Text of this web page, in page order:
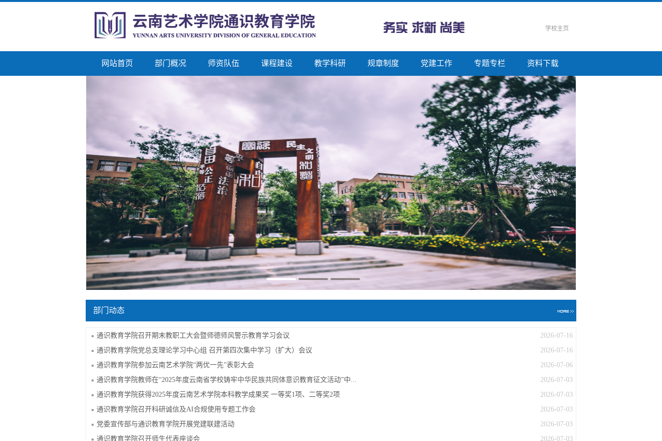
学校主页
网站首页 部门概况 师资队伍 课程建设 教学科研 规章制度 党建工作 专题专栏 资料下载
部门动态
2026-07-16
通识教育学院召开期末教职工大会暨师德师风警示教育学习会议
2026-07-16
通识教育学院党总支理论学习中心组 召开第四次集中学习（扩大）会议
2026-07-06
通识教育学院参加云南艺术学院“两优一先”表彰大会
2026-07-03
通识教育学院教师在“2025年度云南省学校铸牢中华民族共同体意识教育征文活动”中...
2026-07-03
通识教育学院获得2025年度云南艺术学院本科教学成果奖 一等奖1项、二等奖2项
2026-07-03
通识教育学院召开科研诚信及AI合规使用专题工作会
2026-07-03
党委宣传部与通识教育学院开展党建联建活动
2026-07-03
通识教育学院召开师生代表座谈会